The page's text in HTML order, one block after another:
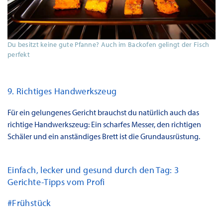
Du besitzt keine gute Pfanne? Auch im Backofen gelingt der Fisch
perfekt
9. Richtiges Handwerkszeug
Für ein gelungenes Gericht brauchst du natürlich auch das
richtige Handwerkszeug: Ein scharfes Messer, den richtigen
Schäler und ein anständiges Brett ist die Grundausrüstung.
Einfach, lecker und gesund durch den Tag: 3
Gerichte-Tipps vom Profi
#Frühstück